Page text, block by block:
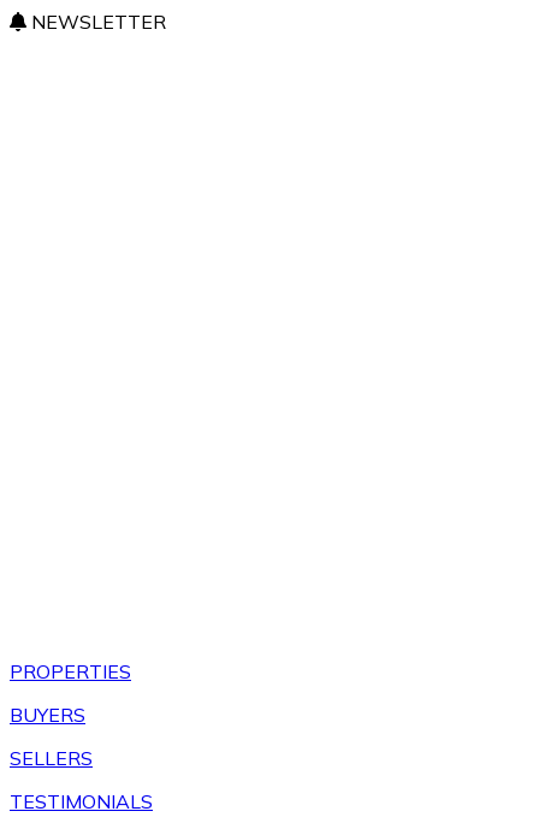
NEWSLETTER
PROPERTIES
BUYERS
SELLERS
TESTIMONIALS